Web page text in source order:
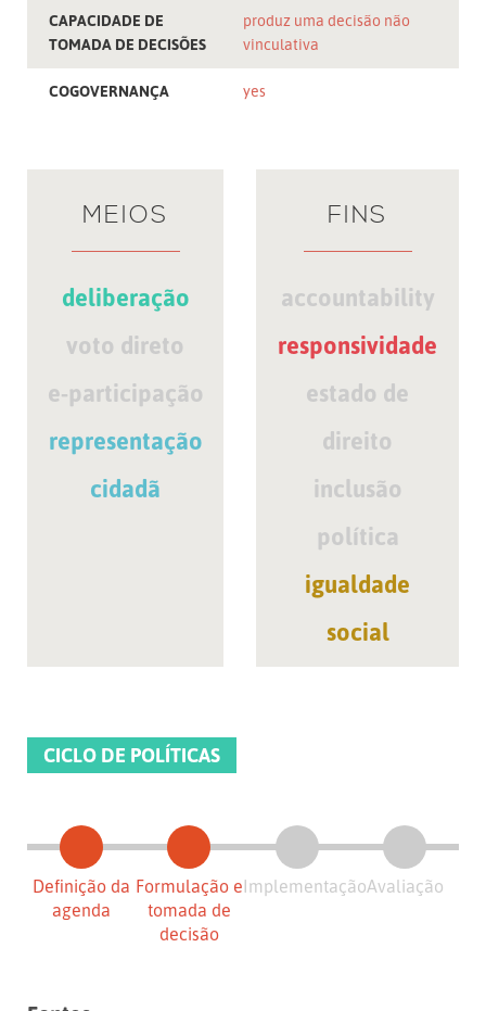
CAPACIDADE DE
TOMADA DE DECISÕES
produz uma decisão não
vinculativa
COGOVERNANÇA yes
MEIOS
deliberação
voto direto
e-participação
representação
cidadã
FINS
accountability
responsividade
estado de
direito
inclusão
política
igualdade
social
CICLO DE POLÍTICAS
Definição da
agenda
Formulação e
tomada de
decisão
ImplementaçãoAvaliação